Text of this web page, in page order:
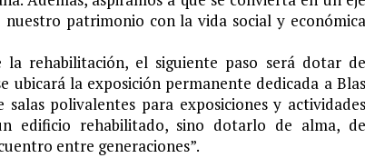
patrimonio con la vida social y económica
rehabilitación, el siguiente paso será dotar de
ubicará la exposición permanente dedicada a Blas
polivalentes para exposiciones y actividades
edificio rehabilitado, sino dotarlo de alma, de
entre generaciones”.